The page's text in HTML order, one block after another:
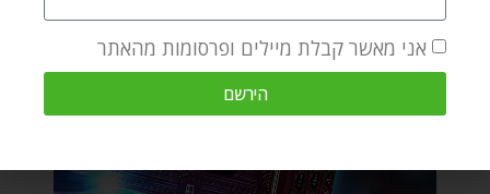
אני מאשר קבלת מיילים ופרסומות מהאתר
הירשם